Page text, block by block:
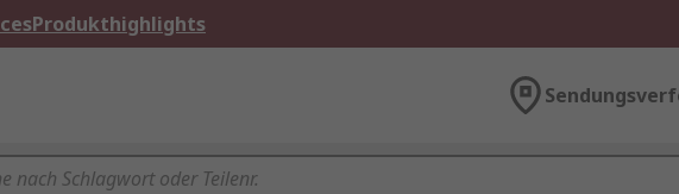
Produkthighlights